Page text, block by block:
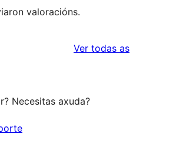
valoracións.
Ver todas asvaloracións
Necesitas axuda?